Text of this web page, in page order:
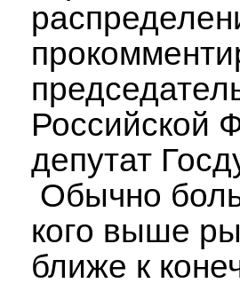
Российской
депутат
Обычно
кого выше
ближе к